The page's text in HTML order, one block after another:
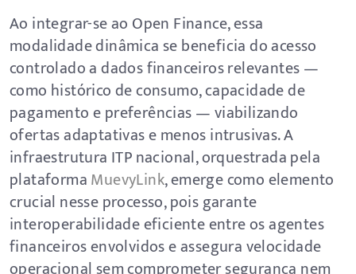
Ao integrar-se ao Open Finance, essa
modalidade dinâmica se beneficia do acesso
controlado a dados financeiros relevantes —
como histórico de consumo, capacidade de
pagamento e preferências — viabilizando
ofertas adaptativas e menos intrusivas. A
infraestrutura ITP nacional, orquestrada pela
plataformaMuevyLink, emerge como elemento
crucial nesse processo, pois garante
interoperabilidade eficiente entre os agentes
financeiros envolvidos e assegura velocidade